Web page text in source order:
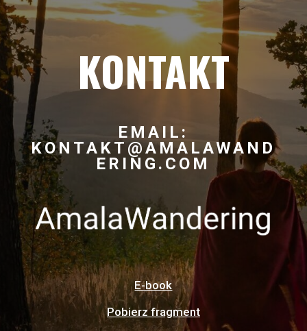
KONTAKT
EMAIL:
KONTAKT@AMALAWAND
ERING.COM
E-book
Pobierz fragment